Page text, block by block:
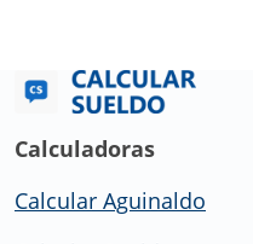
Calculadoras
Calcular Aguinaldo